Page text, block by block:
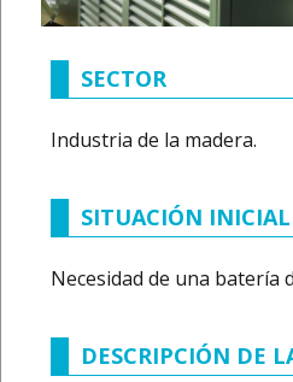
SECTOR
Industria de la madera.
SITUACIÓN INICIAL
Necesidad de una batería
DESCRIPCIÓN DE